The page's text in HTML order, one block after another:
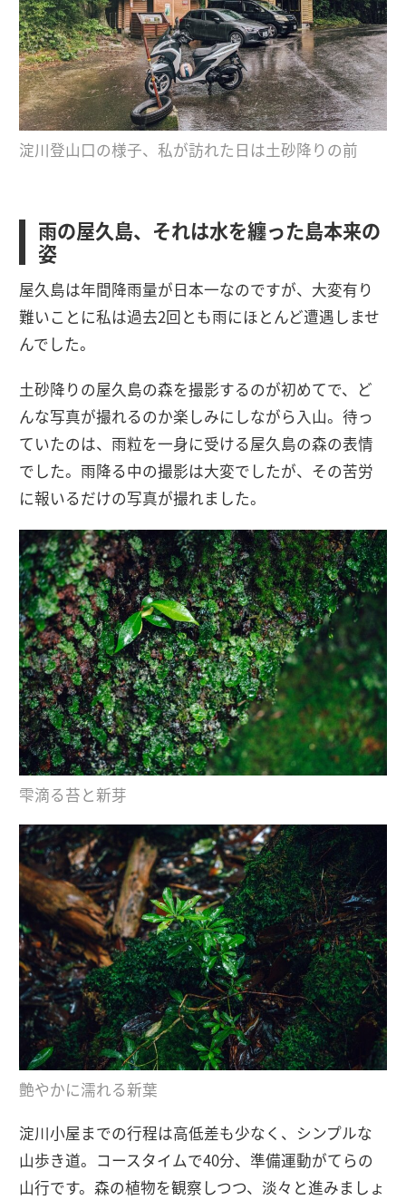
淀川登山口の様子、私が訪れた日は土砂降りの前
雨の屋久島、それは水を纏った島本来の
姿
屋久島は年間降雨量が日本一なのですが、大変有り
難いことに私は過去2回とも雨にほとんど遭遇しませ
んでした。
土砂降りの屋久島の森を撮影するのが初めてで、ど
んな写真が撮れるのか楽しみにしながら入山。待っ
ていたのは、雨粒を一身に受ける屋久島の森の表情
でした。雨降る中の撮影は大変でしたが、その苦労
に報いるだけの写真が撮れました。
雫滴る苔と新芽
艶やかに濡れる新葉
淀川小屋までの行程は高低差も少なく、シンプルな
山歩き道。コースタイムで40分、準備運動がてらの
山行です。森の植物を観察しつつ、淡々と進みましょ